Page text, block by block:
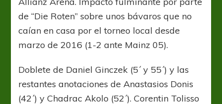
de “Die Roten” sobre unos bávaros que no
caían en casa por el torneo local desde
marzo de 2016 (1-2 ante Mainz 05).
Doblete de Daniel Ginczek (5´ y 55´) y las
restantes anotaciones de Anastasios Donis
(42´) y Chadrac Akolo (52´). Corentin Tolisso